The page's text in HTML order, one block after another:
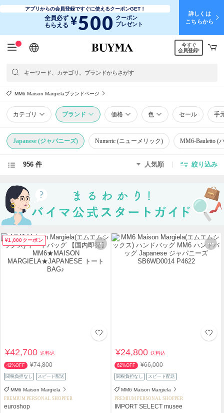
アプリからの会員登録ですぐに使えるクーポンGET！
全員必ず
もらえる ¥500 クーポン
プレゼント
詳しくは
こちらから
日本語
English
简体中文
繁體中文
今すぐ
会員登録!
MM6 Maison Margielaブランドページ
カテゴリ ブランド 価格 色 セール 手
Japanese (ジャパニーズ) Numeric (ニューメリック) MM6-Bauletto (
956 件 人気順 絞り込み
¥1,000クーポン
¥42,700送料込
42%OFF ¥74,800
関税負担なし スピード配送
MM6 Maison Margiela
PREMIUM PERSONAL SHOPPER
euroshop
¥24,800送料込
62%OFF ¥66,000
関税負担なし スピード配送
MM6 Maison Margiela
PREMIUM PERSONAL SHOPPER
IMPORT SELECT musee